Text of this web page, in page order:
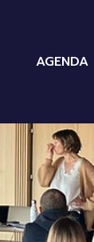
AGENDA